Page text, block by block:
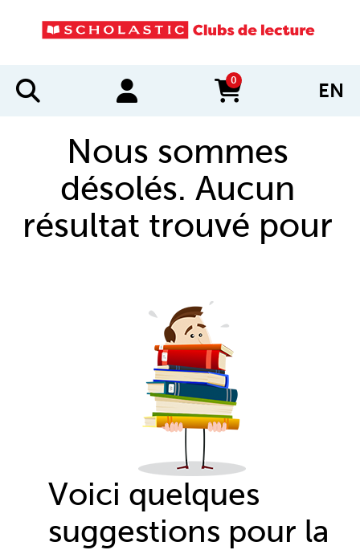
0
items in cart EN
Nous sommes
désolés. Aucun
résultat trouvé pour
Voici quelques
suggestions pour la